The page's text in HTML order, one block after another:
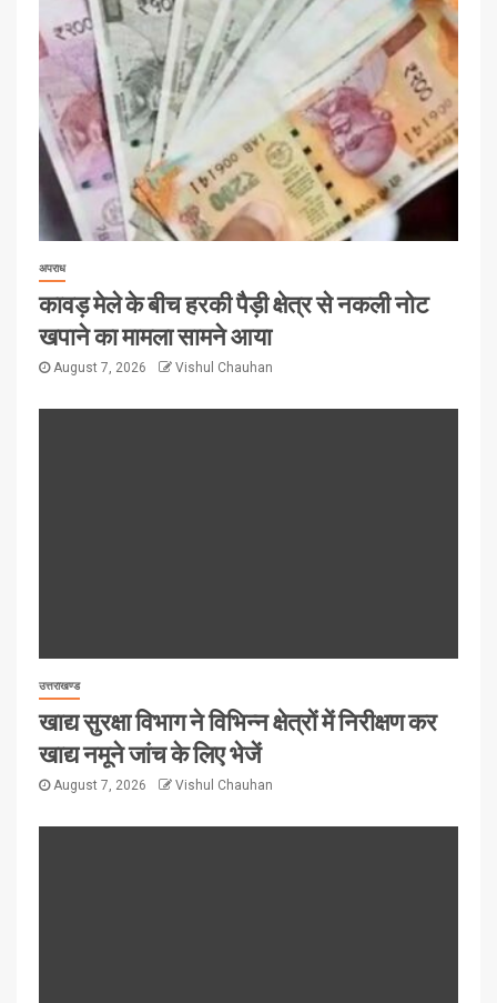
अपराध
कावड़ मेले के बीच हरकी पैड़ी क्षेत्र से नकली नोट
खपाने का मामला सामने आया
August 7, 2026 Vishul Chauhan
उत्तराखण्ड
खाद्य सुरक्षा विभाग ने विभिन्न क्षेत्रों में निरीक्षण कर
खाद्य नमूने जांच के लिए भेजें
August 7, 2026 Vishul Chauhan